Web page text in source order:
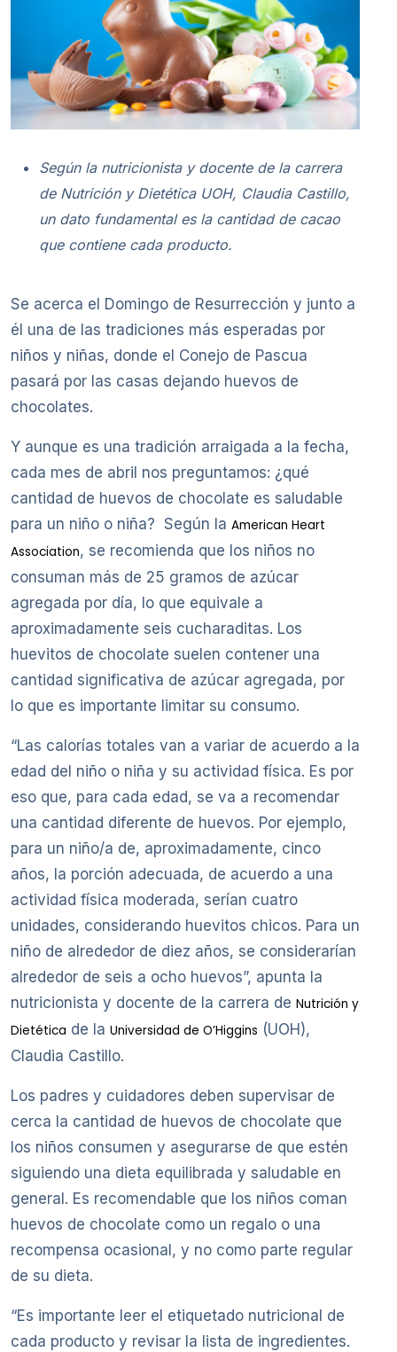
Según la nutricionista y docente de la carrera
de Nutrición y Dietética UOH, Claudia Castillo,
un dato fundamental es la cantidad de cacao
que contiene cada producto.
Se acerca el Domingo de Resurrección y junto a
él una de las tradiciones más esperadas por
niños y niñas, donde el Conejo de Pascua
pasará por las casas dejando huevos de
chocolates.
Y aunque es una tradición arraigada a la fecha,
cada mes de abril nos preguntamos: ¿qué
cantidad de huevos de chocolate es saludable
para un niño o niña? Según la American Heart
Association, se recomienda que los niños no
consuman más de 25 gramos de azúcar
agregada por día, lo que equivale a
aproximadamente seis cucharaditas. Los
huevitos de chocolate suelen contener una
cantidad significativa de azúcar agregada, por
lo que es importante limitar su consumo.
“Las calorías totales van a variar de acuerdo a la
edad del niño o niña y su actividad física. Es por
eso que, para cada edad, se va a recomendar
una cantidad diferente de huevos. Por ejemplo,
para un niño/a de, aproximadamente, cinco
años, la porción adecuada, de acuerdo a una
actividad física moderada, serían cuatro
unidades, considerando huevitos chicos. Para un
niño de alrededor de diez años, se considerarían
alrededor de seis a ocho huevos”, apunta la
nutricionista y docente de la carrera de Nutrición y
Dietética de la Universidad de O’Higgins (UOH),
Claudia Castillo.
Los padres y cuidadores deben supervisar de
cerca la cantidad de huevos de chocolate que
los niños consumen y asegurarse de que estén
siguiendo una dieta equilibrada y saludable en
general. Es recomendable que los niños coman
huevos de chocolate como un regalo o una
recompensa ocasional, y no como parte regular
de su dieta.
“Es importante leer el etiquetado nutricional de
cada producto y revisar la lista de ingredientes.